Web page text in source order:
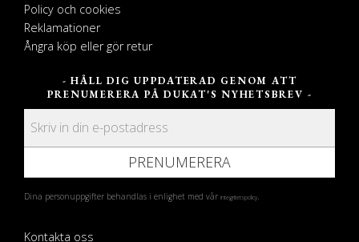
Policy och cookies
Reklamationer
Ångra köp eller gör retur
- HÅLL DIG UPPDATERAD GENOM ATT
PRENUMERERA PÅ DUKAT'S NYHETSBREV -
PRENUMERERA
Dina personuppgifter behandlas i enlighet med vår integritetspolicy.
Kontakta oss